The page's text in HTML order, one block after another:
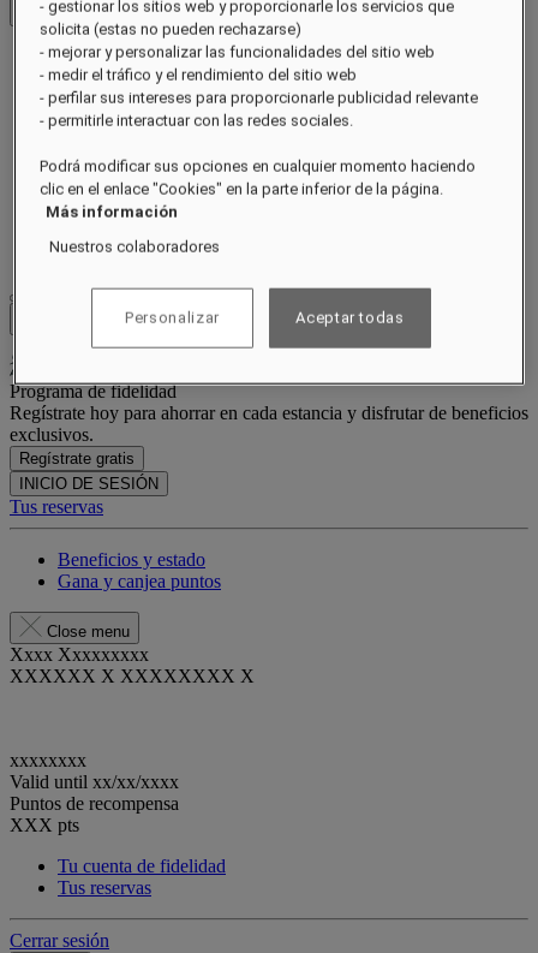
Abrir menú
Acerca de
Habitaciones y suites
Restaurantes
Spa Guerlain
Ocasiones
Ofertas
Galería
Bienestar
Close menu
Programa de fidelidad
Regístrate hoy para ahorrar en cada estancia y disfrutar de beneficios
exclusivos.
Regístrate gratis
INICIO DE SESIÓN
Tus reservas
Beneficios y estado
Gana y canjea puntos
Close menu
Xxxx Xxxxxxxxx
XXXXXX X XXXXXXXX X
xxxxxxxx
Valid until xx/xx/xxxx
Puntos de recompensa
XXX pts
Tu cuenta de fidelidad
Tus reservas
Cerrar sesión
- gestionar los sitios web y proporcionarle los servicios que
solicita (estas no pueden rechazarse)
- mejorar y personalizar las funcionalidades del sitio web
- medir el tráfico y el rendimiento del sitio web
- perfilar sus intereses para proporcionarle publicidad relevante
- permitirle interactuar con las redes sociales.
Podrá modificar sus opciones en cualquier momento haciendo
clic en el enlace "Cookies" en la parte inferior de la página.
Más información
Nuestros colaboradores
Personalizar Aceptar todas